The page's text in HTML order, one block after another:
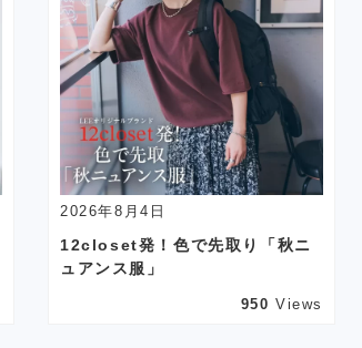
2026年8月4日
12closet発！色で先取り「秋ニ
ュアンス服」
950 Views